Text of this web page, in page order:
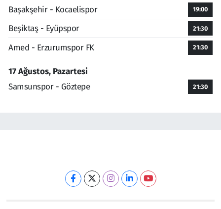
Başakşehir - Kocaelispor
19:00
Beşiktaş - Eyüpspor 21:30
Amed - Erzurumspor FK 21:30
17 Ağustos, Pazartesi
Samsunspor - Göztepe
21:30